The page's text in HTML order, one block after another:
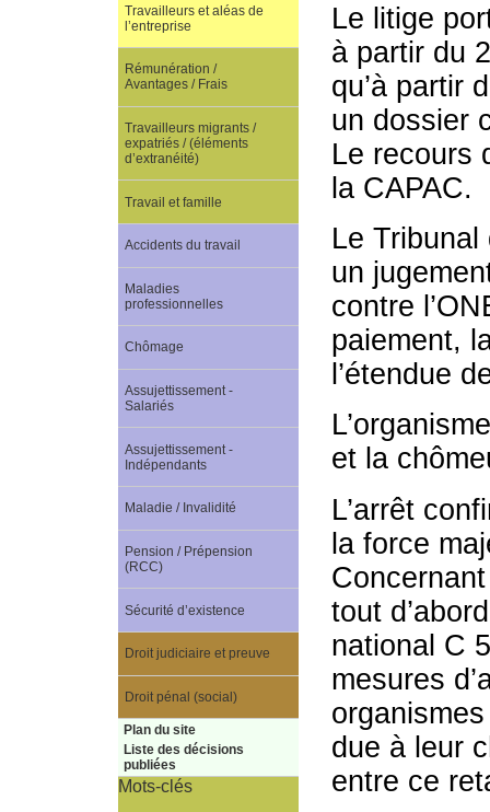
Le litige
à partir du
qu’à partir
un dossier
Le recours
la CAPAC.
Le
un
contre
paiement,
l’étendue
et la
L’arrêt
la force
tout
national C
mesures
due à leur
entre ce
Travailleurs et aléas de
l’entreprise
Rémunération /
Avantages / Frais
Travailleurs migrants /
expatriés / (éléments
d’extranéité)
Travail et famille
Accidents du travail
Maladies
professionnelles
Chômage
Assujettissement -
Salariés
Assujettissement -
Indépendants
Maladie / Invalidité
Pension / Prépension
(RCC)
Sécurité d’existence
Droit judiciaire et preuve
Droit pénal (social)
Plan du site
Liste des décisions
publiées
Mots-clés